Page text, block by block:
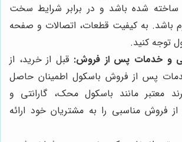
ساخته شده باشد و در برابر شرایط سخت
باشد. به کیفیت قطعات، اتصالات و صفحه
توجه کنید.
و خدمات پس از فروش: قبل از خرید، از
پس از فروش باسکول اطمینان حاصل
معتبر مانند باسکول محک، گارانتی و
فروش مناسبی را به مشتریان خود ارائه